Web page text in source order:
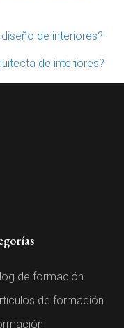
de interiores?
de interiores?
de formación
de formación